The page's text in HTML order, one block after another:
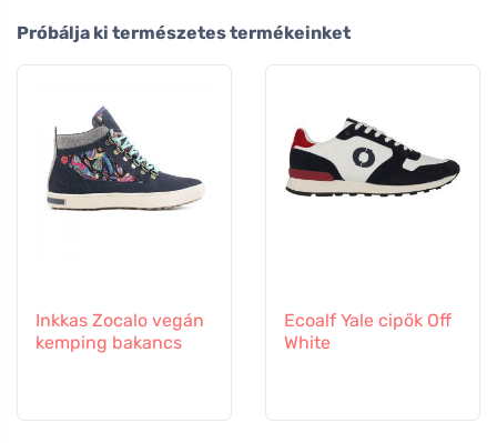
Próbálja ki természetes termékeinket
Inkkas Zocalo vegán
kemping bakancs
Ecoalf Yale cipők Off
White